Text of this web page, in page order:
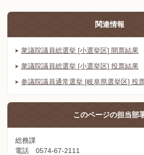
関連情報
衆議院議員総選挙 [小選挙区] 開票結果
衆議院議員総選挙 [小選挙区] 投票結果
参議院議員通常選挙 [岐阜県選挙区] 投
このページの担当部
総務課
電話 0574-67-2111